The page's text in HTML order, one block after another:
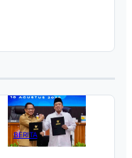
BERITA